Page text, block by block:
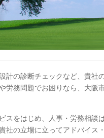
計の診断チェックなど、貴社
労務問題でお困りなら、大阪
スをはじめ、人事・労務相談
社の立場に立ってアドバイス